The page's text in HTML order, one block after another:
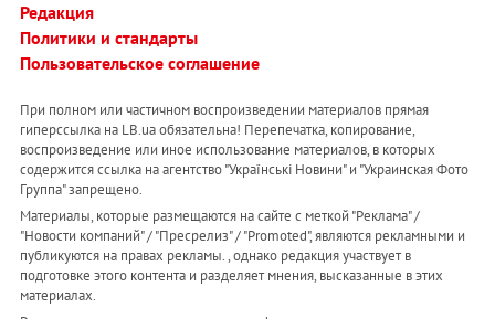
Редакция
Политики и стандарты
Пользовательское соглашение
При полном или частичном воспроизведении материалов прямая
гиперссылка на LB.ua обязательна! Перепечатка, копирование,
воспроизведение или иное использование материалов, в которых
содержится ссылка на агентство "Українськi Новини" и "Украинская Фото
Группа" запрещено.
Материалы, которые размещаются на сайте с меткой "Реклама" /
"Новости компаний" / "Пресрелиз" / "Promoted", являются рекламными и
публикуются на правах рекламы. , однако редакция участвует в
подготовке этого контента и разделяет мнения, высказанные в этих
материалах.